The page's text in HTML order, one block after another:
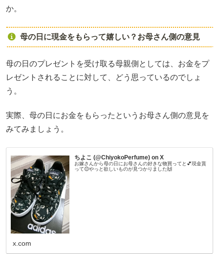
か。
母の日に現金をもらって嬉しい？お母さん側の意見
母の日のプレゼントを受け取る母親側としては、お金をプ
レゼントされることに対して、どう思っているのでしょ
う。
実際、母の日にお金をもらったというお母さん側の意見を
みてみましょう。
ちよこ (@ChiyokoPerfume) on X
お嫁さんから母の日にお母さんの好きな物買ってと💕現金貰
って😊やっと欲しいものが見つかりました🙌
x.com